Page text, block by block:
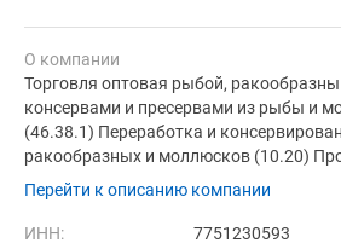
О компании
Торговля оптовая рыбой,
консервами и пресервами из рыбы и
(46.38.1) Переработка и
ракообразных и моллюсков (10.20)
Перейти к описанию компании
ИНН: 7751230593